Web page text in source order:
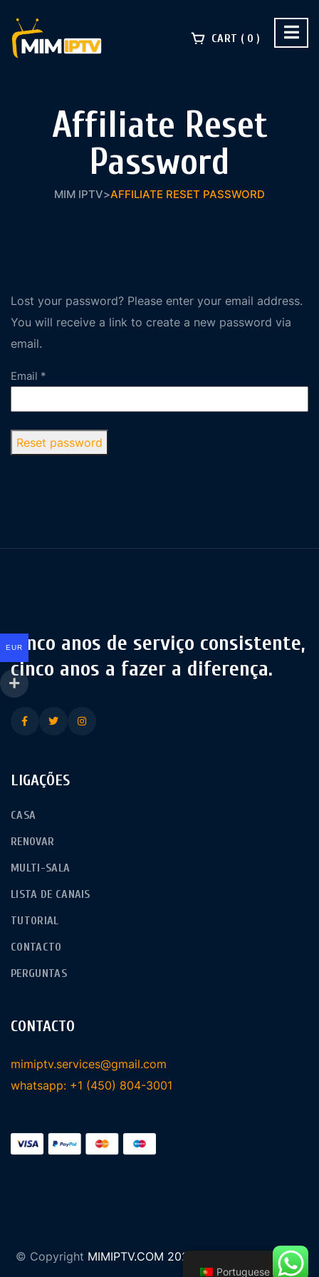
CART 0
Affiliate Reset
Password
MIM IPTV>AFFILIATE RESET PASSWORD
Lost your password? Please enter your email address.
You will receive a link to create a new password via
email.
Email *
Reset password
Cinco anos de serviço consistente,
cinco anos a fazer a diferença.
LIGAÇÕES
CASA
RENOVAR
MULTI-SALA
LISTA DE CANAIS
TUTORIAL
CONTACTO
PERGUNTAS
CONTACTO
mimiptv.services@gmail.com
whatsapp: +1 (450) 804-3001
© Copyright MIMIPTV.COM 2024 All Rights Reserved
EUR
Portuguese